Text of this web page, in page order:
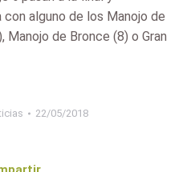
con alguno de los Manojo de
Manojo de Bronce (8) o Gran
22/05/2018